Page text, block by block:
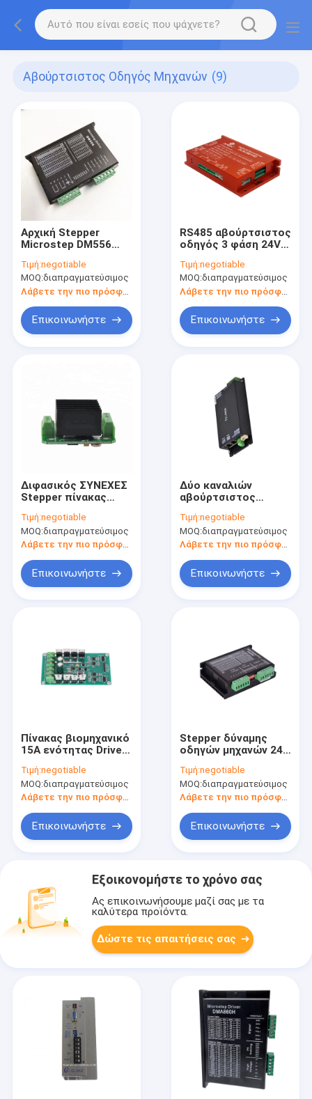
Αβούρτσιστος Οδηγός Μηχανών (9)
Αρχική Stepper
Microstep DM556
ενότητα οδηγών
μηχανών
Τιμή:negotiable
MOQ:διαπραγματεύσιμος
Λάβετε την πιο πρόσφατη τιμή
Επικοινωνήστε
RS485 αβούρτσιστος
οδηγός 3 φάση 24V
μηχανών ΣΥΝΕΧΩΝ
πλημνών δύο
καναλιών για το
κινητό ρομπότ
Τιμή:negotiable
MOQ:διαπραγματεύσιμος
Επικοινωνήστε
Διφασικός ΣΥΝΕΧΕΣ
Stepper πίνακας
τις περισταλτικές
αντλίες
μικροϋπολογιστών
Τιμή:negotiable
MOQ:διαπραγματεύσιμος
Λάβετε την πιο πρόσφατη τιμή
Επικοινωνήστε
Δύο καναλιών
αβούρτσιστος
αυτοματοποίησης
οδηγών RS485
μηχανών διφασικός
Τιμή:negotiable
MOQ:διαπραγματεύσιμος
Επικοινωνήστε
Πίνακας βιομηχανικό
15A ενότητας Drive
cOem δύο καναλιών
Τιμή:negotiable
MOQ:διαπραγματεύσιμος
Λάβετε την πιο πρόσφατη τιμή
Επικοινωνήστε
Stepper δύναμης
οδηγών μηχανών 24V
αβούρτσιστος
διπολικός οδηγός
μηχανών
Τιμή:negotiable
MOQ:διαπραγματεύσιμος
Λάβετε την πιο πρόσφατη τιμή
Επικοινωνήστε
Εξοικονομήστε το χρόνο σας
Ας επικοινωνήσουμε μαζί σας με τα
καλύτερα προϊόντα.
Δώστε τις απαιτήσεις σας